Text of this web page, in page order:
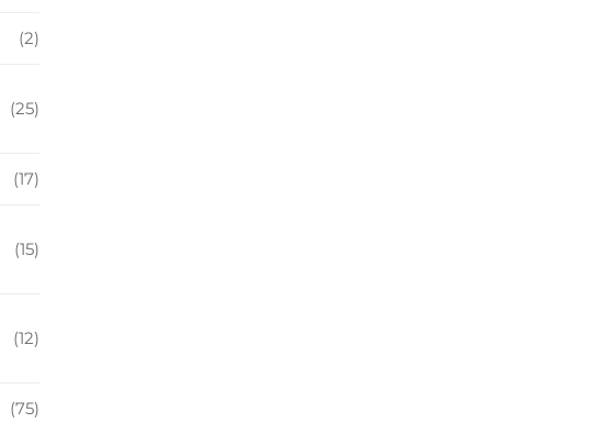
(2)
(25)
(17)
(15)
(12)
(75)